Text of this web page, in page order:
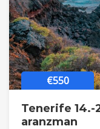
€550
Tenerife 14.-
aranzman